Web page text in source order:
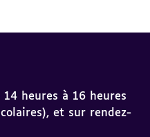
14 heures à 16 heures
et sur rendez-